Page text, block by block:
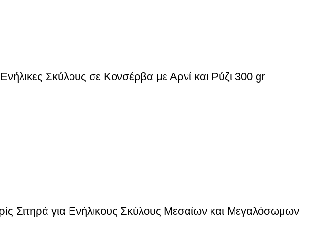
Σκύλους σε Κονσέρβα με Αρνί και Ρύζι 300 gr
Σιτηρά για Ενήλικους Σκύλους Μεσαίων και Μεγαλόσωμων